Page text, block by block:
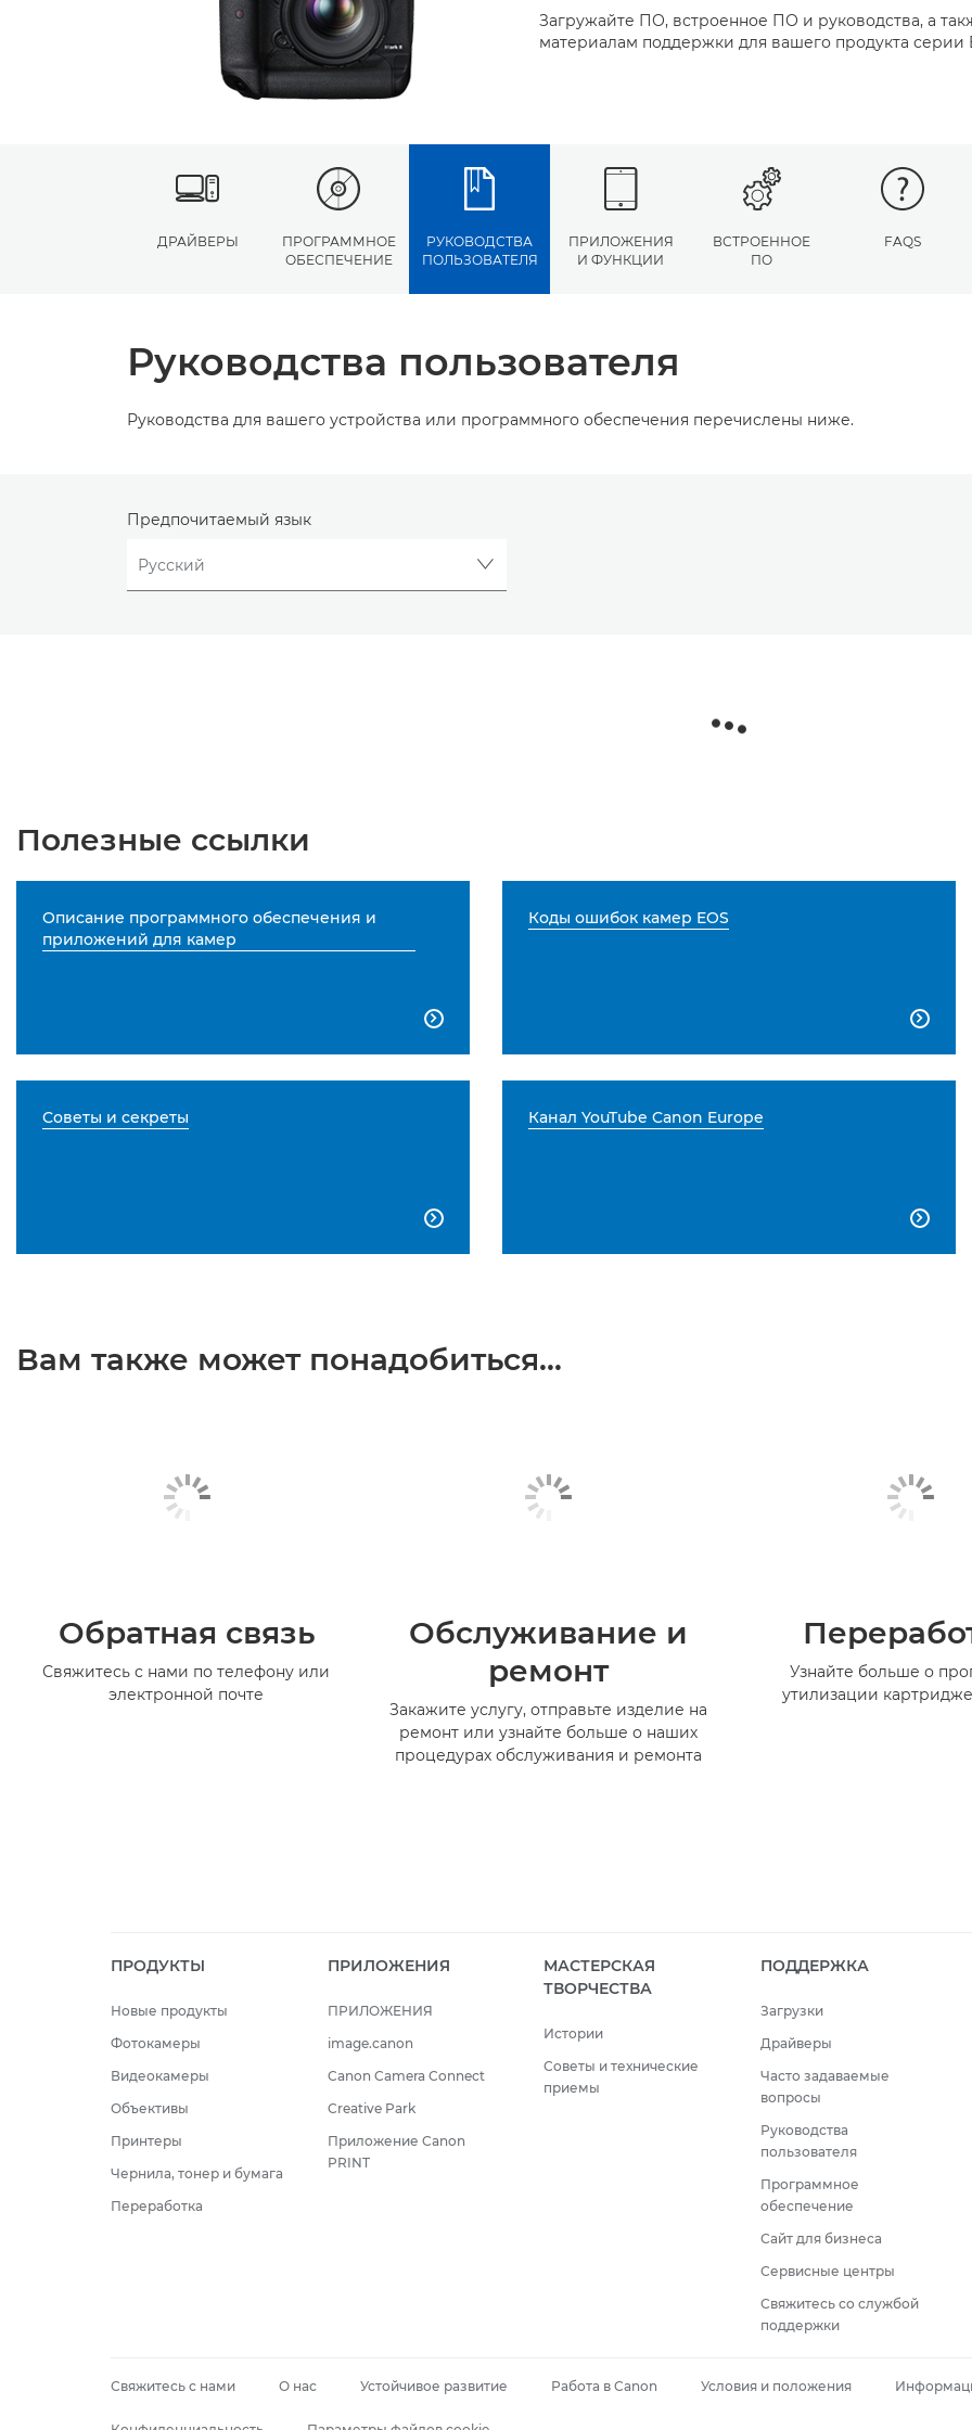
Загружайте ПО, встроенное ПО и руководства, а
материалам поддержки для вашего продукта серии
ДРАЙВЕРЫ
ПРОГРАММНОЕ
ОБЕСПЕЧЕНИЕ
РУКОВОДСТВА
ПОЛЬЗОВАТЕЛЯ
ПРИЛОЖЕНИЯ
И ФУНКЦИИ
ВСТРОЕННОЕ
ПО
FAQS
Руководства пользователя
Руководства для вашего устройства или программного обеспечения перечислены ниже.
Предпочитаемый язык
Полезные ссылки
Описание программного обеспечения и
приложений для камер

Коды ошибок камер EOS

Советы и секреты

Канал YouTube Canon Europe

Вам также может понадобиться...
Обратная связь
Свяжитесь с нами по телефону или
электронной почте
Обслуживание и
ремонт
Закажите услугу, отправьте изделие на
ремонт или узнайте больше о наших
процедурах обслуживания и ремонта
Узнайте больше о
утилизации
ПРОДУКТЫ
Новые продукты
Фотокамеры
Видеокамеры
Объективы
Принтеры
Чернила, тонер и бумага
Переработка
ПРИЛОЖЕНИЯ
ПРИЛОЖЕНИЯ
image.canon
Canon Camera Connect
Creative Park
Приложение Canon
PRINT
МАСТЕРСКАЯ
ТВОРЧЕСТВА
Истории
Советы и технические
приемы
ПОДДЕРЖКА
Загрузки
Драйверы
Часто задаваемые
вопросы
Руководства
пользователя
Программное
обеспечение
Сайт для бизнеса
Сервисные центры
Свяжитесь со службой
поддержки
Свяжитесь с нами О нас Устойчивое развитие Работа в Canon Условия и положения